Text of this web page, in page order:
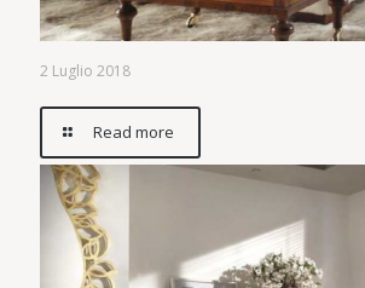
2 Luglio 2018
Read more